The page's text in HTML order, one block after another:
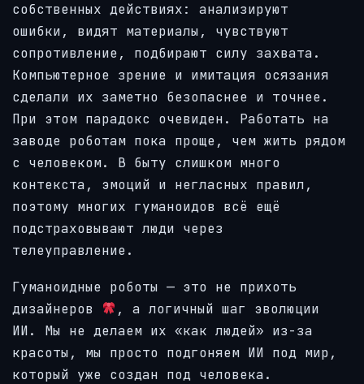
собственных действиях: анализируют
ошибки, видят материалы, чувствуют
сопротивление, подбирают силу захвата.
Компьютерное зрение и имитация осязания
сделали их заметно безопаснее и точнее.
При этом парадокс очевиден. Работать на
заводе роботам пока проще, чем жить рядом
с человеком. В быту слишком много
контекста, эмоций и негласных правил,
поэтому многих гуманоидов всё ещё
подстраховывают люди через
телеуправление.
Гуманоидные роботы — это не прихоть
дизайнеров
, а логичный шаг эволюции
ИИ. Мы не делаем их «как людей» из-за
красоты, мы просто подгоняем ИИ под мир,
который уже создан под человека.